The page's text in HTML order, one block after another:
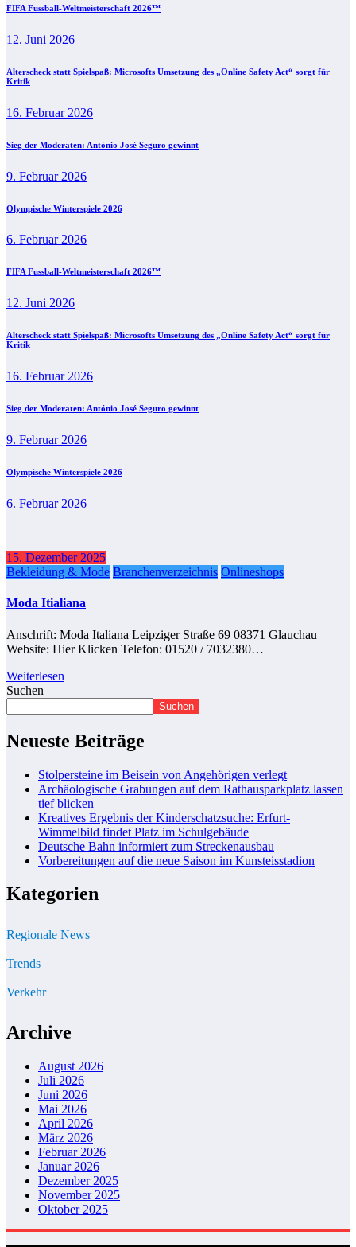
FIFA Fussball-Weltmeisterschaft 2026™
12. Juni 2026
Alterscheck statt Spielspaß: Microsofts Umsetzung des „Online Safety Act“ sorgt für
Kritik
16. Februar 2026
Sieg der Moderaten: António José Seguro gewinnt
9. Februar 2026
Olympische Winterspiele 2026
6. Februar 2026
FIFA Fussball-Weltmeisterschaft 2026™
12. Juni 2026
Alterscheck statt Spielspaß: Microsofts Umsetzung des „Online Safety Act“ sorgt für
Kritik
16. Februar 2026
Sieg der Moderaten: António José Seguro gewinnt
9. Februar 2026
Olympische Winterspiele 2026
6. Februar 2026
15. Dezember 2025
Bekleidung & Mode Branchenverzeichnis Onlineshops
Moda Itialiana
Anschrift: Moda Italiana Leipziger Straße 69 08371 Glauchau
Website: Hier Klicken Telefon: 01520 / 7032380…
Weiterlesen
Suchen
Suchen
Neueste Beiträge
Stolpersteine im Beisein von Angehörigen verlegt
Archäologische Grabungen auf dem Rathausparkplatz lassen
tief blicken
Kreatives Ergebnis der Kinderschatzsuche: Erfurt-
Wimmelbild findet Platz im Schulgebäude
Deutsche Bahn informiert zum Streckenausbau
Vorbereitungen auf die neue Saison im Kunsteisstadion
Kategorien
Regionale News
Trends
Verkehr
Archive
August 2026
Juli 2026
Juni 2026
Mai 2026
April 2026
März 2026
Februar 2026
Januar 2026
Dezember 2025
November 2025
Oktober 2025